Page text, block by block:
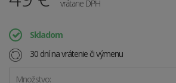
vrátane DPH
Skladom
30 dní na vrátenie či výmenu
Množstvo: